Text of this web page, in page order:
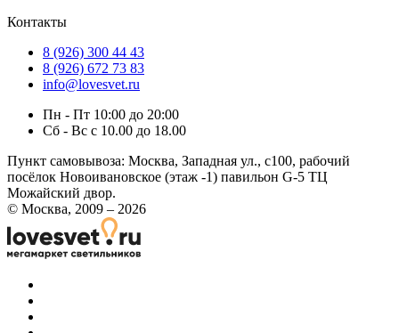
Контакты
8 (926) 300 44 43
8 (926) 672 73 83
info@lovesvet.ru
Пн - Пт 10:00 до 20:00
Сб - Вс с 10.00 до 18.00
Пункт самовывоза: Москва, Западная ул., с100, рабочий
посёлок Новоивановское (этаж -1) павильон G-5 ТЦ
Можайский двор.
© Москва, 2009 – 2026